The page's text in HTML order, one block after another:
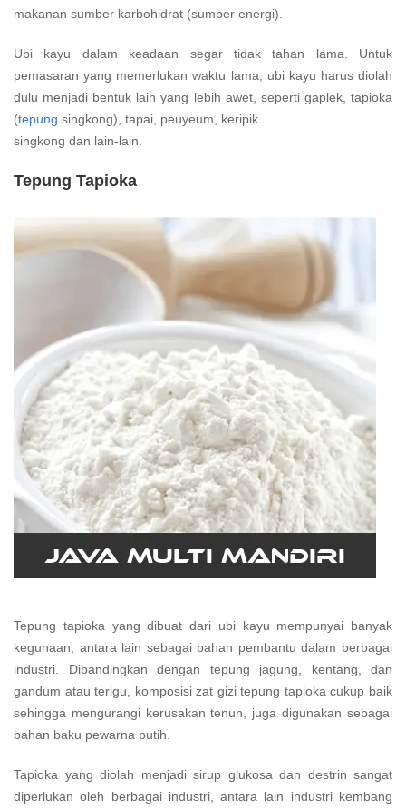
makanan sumber karbohidrat (sumber energi).
Ubi kayu dalam keadaan segar tidak tahan lama. Untuk
pemasaran yang memerlukan waktu lama, ubi kayu harus diolah
dulu menjadi bentuk lain yang lebih awet, seperti gaplek, tapioka
(tepung singkong), tapai, peuyeum, keripik
singkong dan lain-lain.
Tepung Tapioka
Tepung tapioka yang dibuat dari ubi kayu mempunyai banyak
kegunaan, antara lain sebagai bahan pembantu dalam berbagai
industri. Dibandingkan dengan tepung jagung, kentang, dan
gandum atau terigu, komposisi zat gizi tepung tapioka cukup baik
sehingga mengurangi kerusakan tenun, juga digunakan sebagai
bahan baku pewarna putih.
Tapioka yang diolah menjadi sirup glukosa dan destrin sangat
diperlukan oleh berbagai industri, antara lain industri kembang